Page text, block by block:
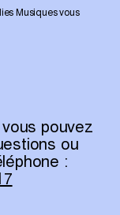
Musiques vous
pouvez
ou
: